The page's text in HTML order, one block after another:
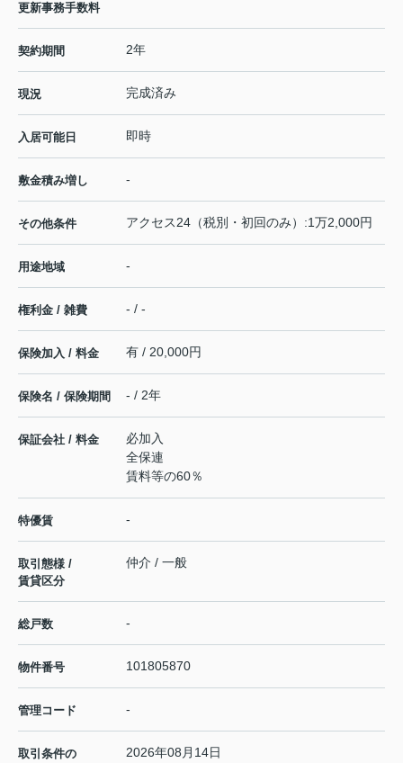
更新事務手数料
契約期間 2年
現況 完成済み
入居可能日 即時
敷金積み増し -
その他条件 アクセス24（税別・初回のみ）:1万2,000円
用途地域 -
権利金 / 雑費 - / -
保険加入 / 料金 有 / 20,000円
保険名 / 保険期間 - / 2年
保証会社 / 料金
必加入
全保連
賃料等の60％
特優賃 -
取引態様 /
賃貸区分
仲介 / 一般
総戸数 -
物件番号 101805870
管理コード -
取引条件の
2026年08月14日